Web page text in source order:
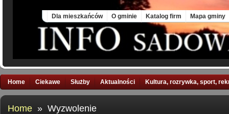
Dla mieszkańców O gminie Katalog firm Mapa gminy
Home Ciekawe Służby Aktualności Kultura, rozrywka, sport,
Home » Wyzwolenie